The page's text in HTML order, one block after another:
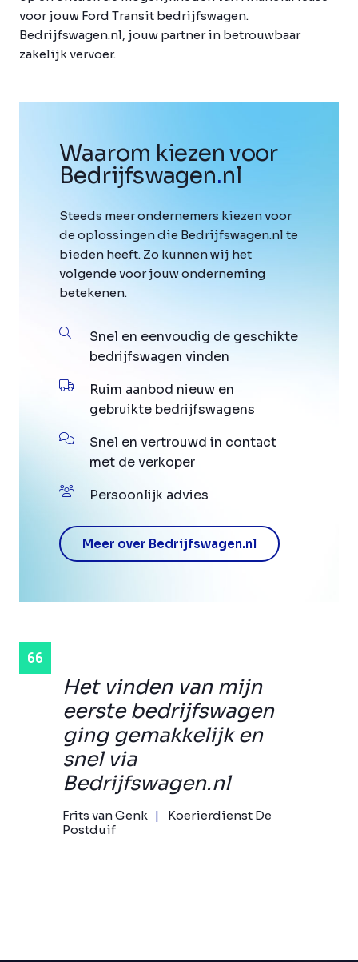
voor jouw Ford Transit bedrijfswagen.
Bedrijfswagen.nl, jouw partner in betrouwbaar
zakelijk vervoer.
Het vinden van mijn
eerste bedrijfswagen
ging gemakkelijk en
snel via
Bedrijfswagen.nl
Frits van Genk
Koerierdienst De
Postduif
Waarom kiezen voor
Bedrijfswagen.nl
Steeds meer ondernemers kiezen voor
de oplossingen die Bedrijfswagen.nl te
bieden heeft. Zo kunnen wij het
volgende voor jouw onderneming
betekenen.
Snel en eenvoudig de geschikte
bedrijfswagen vinden
Ruim aanbod nieuw en
gebruikte bedrijfswagens
Snel en vertrouwd in contact
met de verkoper
Persoonlijk advies
Meer over Bedrijfswagen.nl